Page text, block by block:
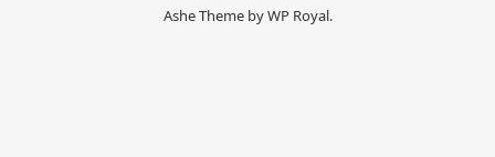
Ashe Theme byWP Royal.